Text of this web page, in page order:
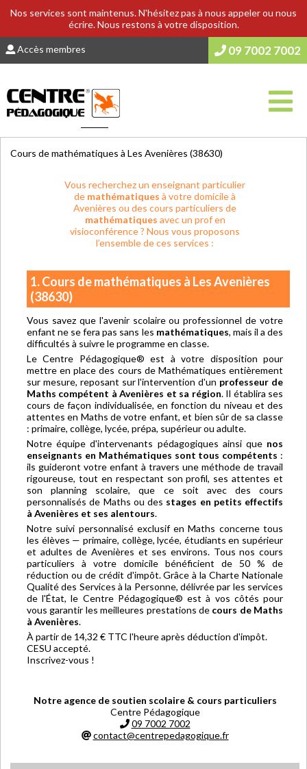
Nos services sont maintenus. N'hésitez pas à nous appeler ou nous
écrire. Nous restons à votre disposition.
Accès membres 09 7002 7002
Cours de mathématiques à Les Avenières (38630)
Vous recherchez un enseignant particulier
de mathématiques à votre domicile à
Avenières ou des cours particuliers de
mathématiques avec un prof en
visioconférence ? Nous vous proposons
l’ensemble de ces services :
1. Cours de mathématiques à Les Avenières
(38630)
Vous savez que l'avenir scolaire ou professionnel de votre
enfant ne se fera pas sans les mathématiques, mais il a des
difficultés à suivre le programme en classe.
Le Centre Pédagogique® est à votre disposition pour
mettre en place des cours de Mathématiques entièrement
sur mesure, reposant sur l'intervention d'un professeur de
Maths compétent à Avenières et sa région. Il établira ses
cours de façon individualisée, en fonction du niveau et des
attentes en Maths de votre enfant, et bien sûr de sa classe
: primaire, collège, lycée, prépa, supérieur ou adulte.
Notre équipe d'intervenants pédagogiques ainsi que nos
enseignants en Mathématiques sont tous compétents :
ils guideront votre enfant à travers une méthode de travail
rigoureuse, tout en respectant son profil, ses attentes et
son planning scolaire, que ce soit avec des cours
personnalisés de Maths ou des stages en petits effectifs
à Avenières et ses alentours.
Notre suivi personnalisé exclusif en Maths concerne tous
les élèves — primaire, collège, lycée, étudiants en supérieur
et adultes de Avenières et ses environs. Tous nos cours
particuliers à votre domicile bénéficient de 50 % de
réduction ou de crédit d'impôt. Grâce à la Charte Nationale
Qualité des Services à la Personne, délivrée par les services
de l'État, le Centre Pédagogique® est à vos côtés pour
vous garantir les meilleures prestations de cours de Maths
à Avenières.
À partir de 14,32 € TTC l'heure après déduction d'impôt.
CESU accepté.
Inscrivez-vous !
Notre agence de soutien scolaire & cours particuliers
Centre Pédagogique
09 7002 7002
contact@centrepedagogique.fr